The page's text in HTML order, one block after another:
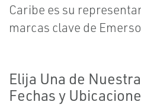
Caribe es su
marcas clave de
Elija Una de
Fechas y